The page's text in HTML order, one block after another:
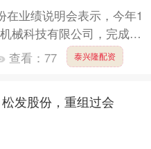
在业绩说明会表示，今年1
械科技有限公司，完成人
科之鑫掌握着行业“卡脖
查看： 77 泰兴隆配资
发股份，重组过会